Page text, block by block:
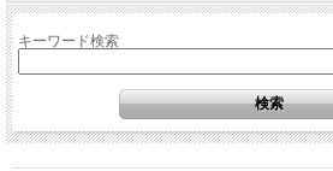
キーワード検索